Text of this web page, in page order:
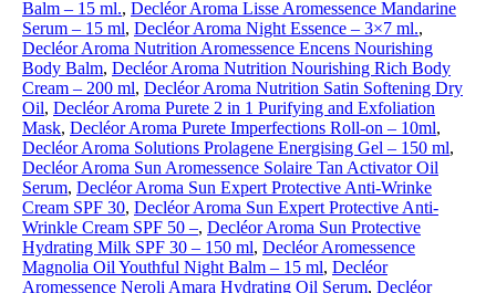
Balm – 15 ml., Decléor Aroma Lisse Aromessence Mandarine
Serum – 15 ml, Decléor Aroma Night Essence – 3×7 ml.,
Decléor Aroma Nutrition Aromessence Encens Nourishing
Body Balm, Decléor Aroma Nutrition Nourishing Rich Body
Cream – 200 ml, Decléor Aroma Nutrition Satin Softening Dry
Oil, Decléor Aroma Purete 2 in 1 Purifying and Exfoliation
Mask, Decléor Aroma Purete Imperfections Roll-on – 10ml,
Decléor Aroma Solutions Prolagene Energising Gel – 150 ml,
Decléor Aroma Sun Aromessence Solaire Tan Activator Oil
Serum, Decléor Aroma Sun Expert Protective Anti-Wrinke
Cream SPF 30, Decléor Aroma Sun Expert Protective Anti-
Wrinkle Cream SPF 50 –, Decléor Aroma Sun Protective
Hydrating Milk SPF 30 – 150 ml, Decléor Aromessence
Magnolia Oil Youthful Night Balm – 15 ml, Decléor
Aromessence Neroli Amara Hydrating Oil Serum, Decléor